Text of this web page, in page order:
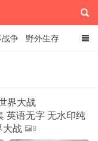
争 野外生存
界大战
英语无字 无水印纯
大战
8